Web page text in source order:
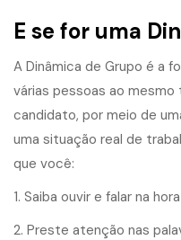
E se for uma
A Dinâmica de Grupo é a
várias pessoas ao
candidato, por meio de
uma situação real de
que você:
1. Saiba ouvir e falar na
2. Preste atenção nas